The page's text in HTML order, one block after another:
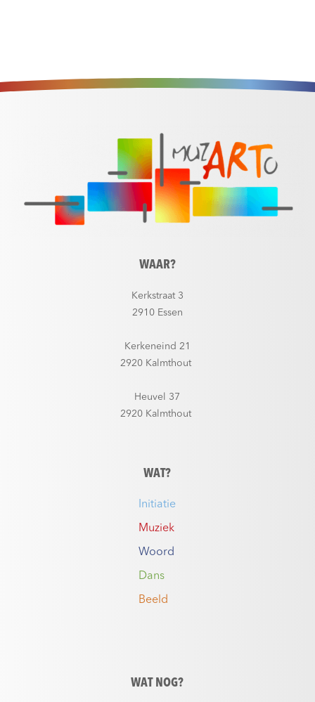
WAAR?
Kerkstraat 3
2910 Essen
Kerkeneind 21
2920 Kalmthout
Heuvel 37
2920 Kalmthout
WAT?
Initiatie
Muziek
Woord
Dans
Beeld
WAT NOG?